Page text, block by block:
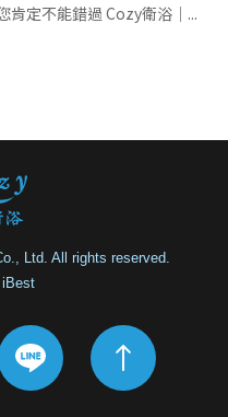
肯定不能錯過 Cozy衛浴｜...
Ltd. All rights reserved.
iBest